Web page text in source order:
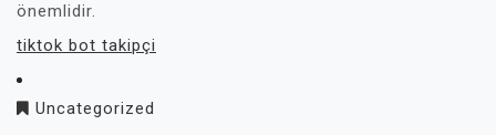
önemlidir.
tiktok bot takipçi
Uncategorized